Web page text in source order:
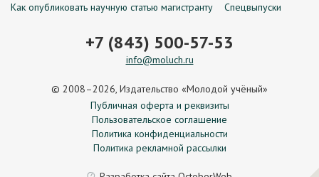
Как опубликовать научную статью магистранту
Спецвыпуски
+7 (843) 500-57-53
info@moluch.ru
© 2008–2026, Издательство «Молодой учёный»
Публичная оферта и реквизиты
Пользовательское соглашение
Политика конфиденциальности
Политика рекламной рассылки